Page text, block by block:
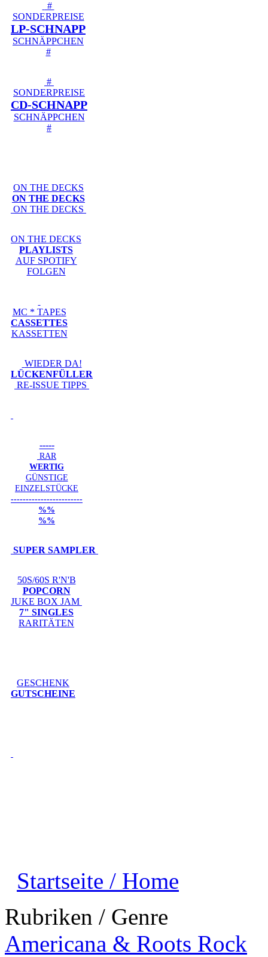
#
SONDERPREISE
LP-SCHNAPP
SCHNÄPPCHEN
#
#
SONDERPREISE
CD-SCHNAPP
SCHNÄPPCHEN
#
ON THE DECKS
ON THE DECKS
ON THE DECKS
ON THE DECKS
PLAYLISTS
AUF SPOTIFY
FOLGEN
MC * TAPES
CASSETTES
KASSETTEN
WIEDER DA!
LÜCKENFÜLLER
RE-ISSUE TIPPS
-----
RAR
WERTIG
GÜNSTIGE
EINZELSTÜCKE
------------------------
%%
%%
SUPER SAMPLER
50S/60S R'N'B
POPCORN
JUKE BOX JAM
7" SINGLES
RARITÄTEN
GESCHENK
GUTSCHEINE
Startseite / Home
Rubriken / Genre
Americana & Roots Rock